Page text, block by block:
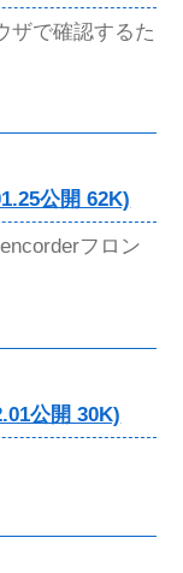
ザで確認するた
公開 62K)
フロン
公開 30K)